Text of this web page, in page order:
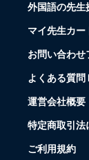
外国語の先生
マイ先生カー
お問い合わせ
よくある質問
運営会社概要
特定商取引法
ご利用規約